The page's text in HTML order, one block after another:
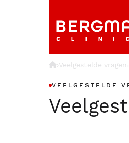
›Veelgestelde vragen›
VEELGESTELDE